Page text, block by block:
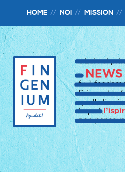
HOME NOI MISSION